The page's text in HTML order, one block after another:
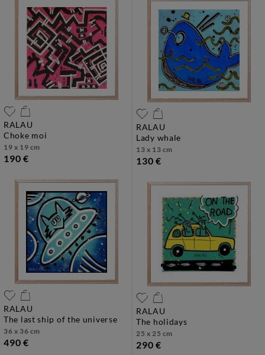
RALAU
choke moi
19 x 19 cm
190 €
RALAU
lady whale
13 x 13 cm
130 €
RALAU
the last ship of the universe
36 x 36 cm
490 €
RALAU
the holidays
25 x 25 cm
290 €